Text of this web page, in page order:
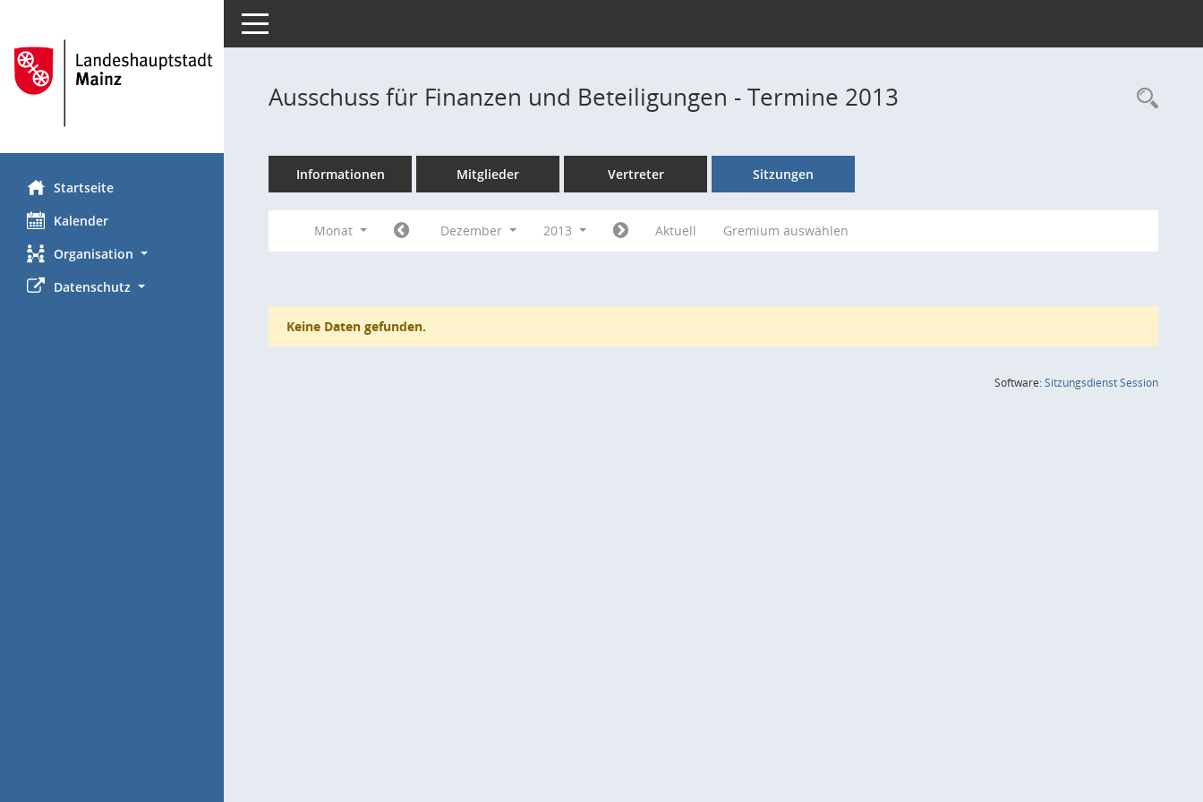
Startseite
Kalender
Organisation
Datenschutz
Toggle navigation
Ausschuss für Finanzen und Beteiligungen - Termine 2013
Informationen Mitglieder Vertreter Sitzungen
Monat Dezember 2013 Aktuell Gremium auswählen
Keine Daten gefunden.
Software:SitzungsdienstSession(Wird in